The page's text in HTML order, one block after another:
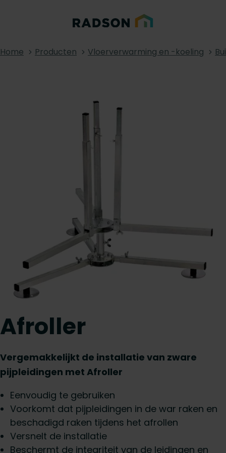
Home Producten Vloerverwarming en -koeling
Afroller
Vergemakkelijkt de installatie van zware
pijpleidingen met Afroller
Eenvoudig te gebruiken
Voorkomt dat pijpleidingen in de war raken en
beschadigd raken tijdens het afrollen
Versnelt de installatie
Beschermt de integriteit van de leidingen en